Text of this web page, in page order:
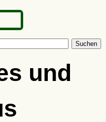
Suchen
und